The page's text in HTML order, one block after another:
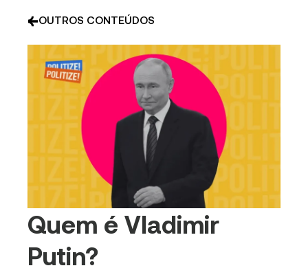
OUTROS CONTEÚDOS
Quem é Vladimir
Putin?